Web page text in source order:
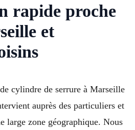
rapide proche
et
cylindre de serrure à Marseille
auprès des particuliers et
large zone géographique. Nous